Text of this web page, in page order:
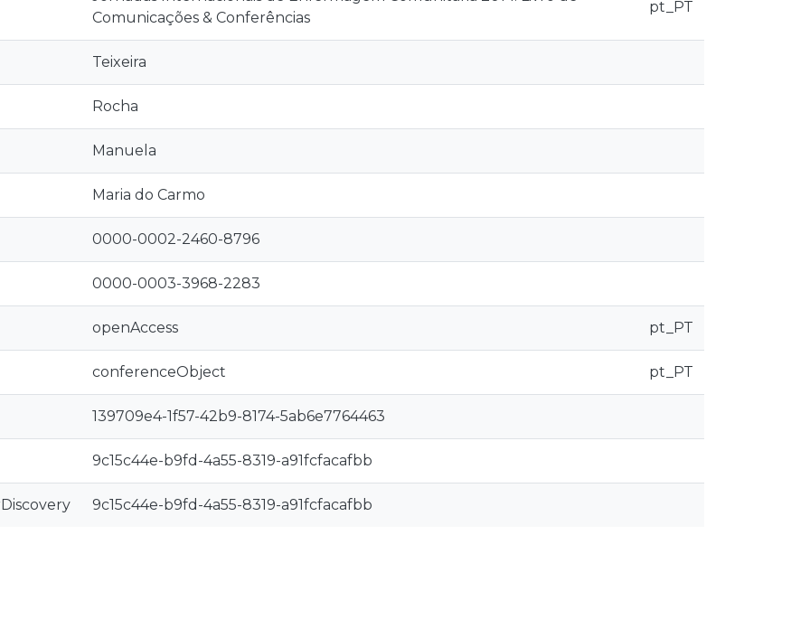
Comunicações & Conferências
pt_PT
Teixeira
Rocha
Manuela
Maria do Carmo
0000-0002-2460-8796
0000-0003-3968-2283
openAccess pt_PT
conferenceObject pt_PT
139709e4-1f57-42b9-8174-5ab6e7764463
9c15c44e-b9fd-4a55-8319-a91fcfacafbb
9c15c44e-b9fd-4a55-8319-a91fcfacafbb